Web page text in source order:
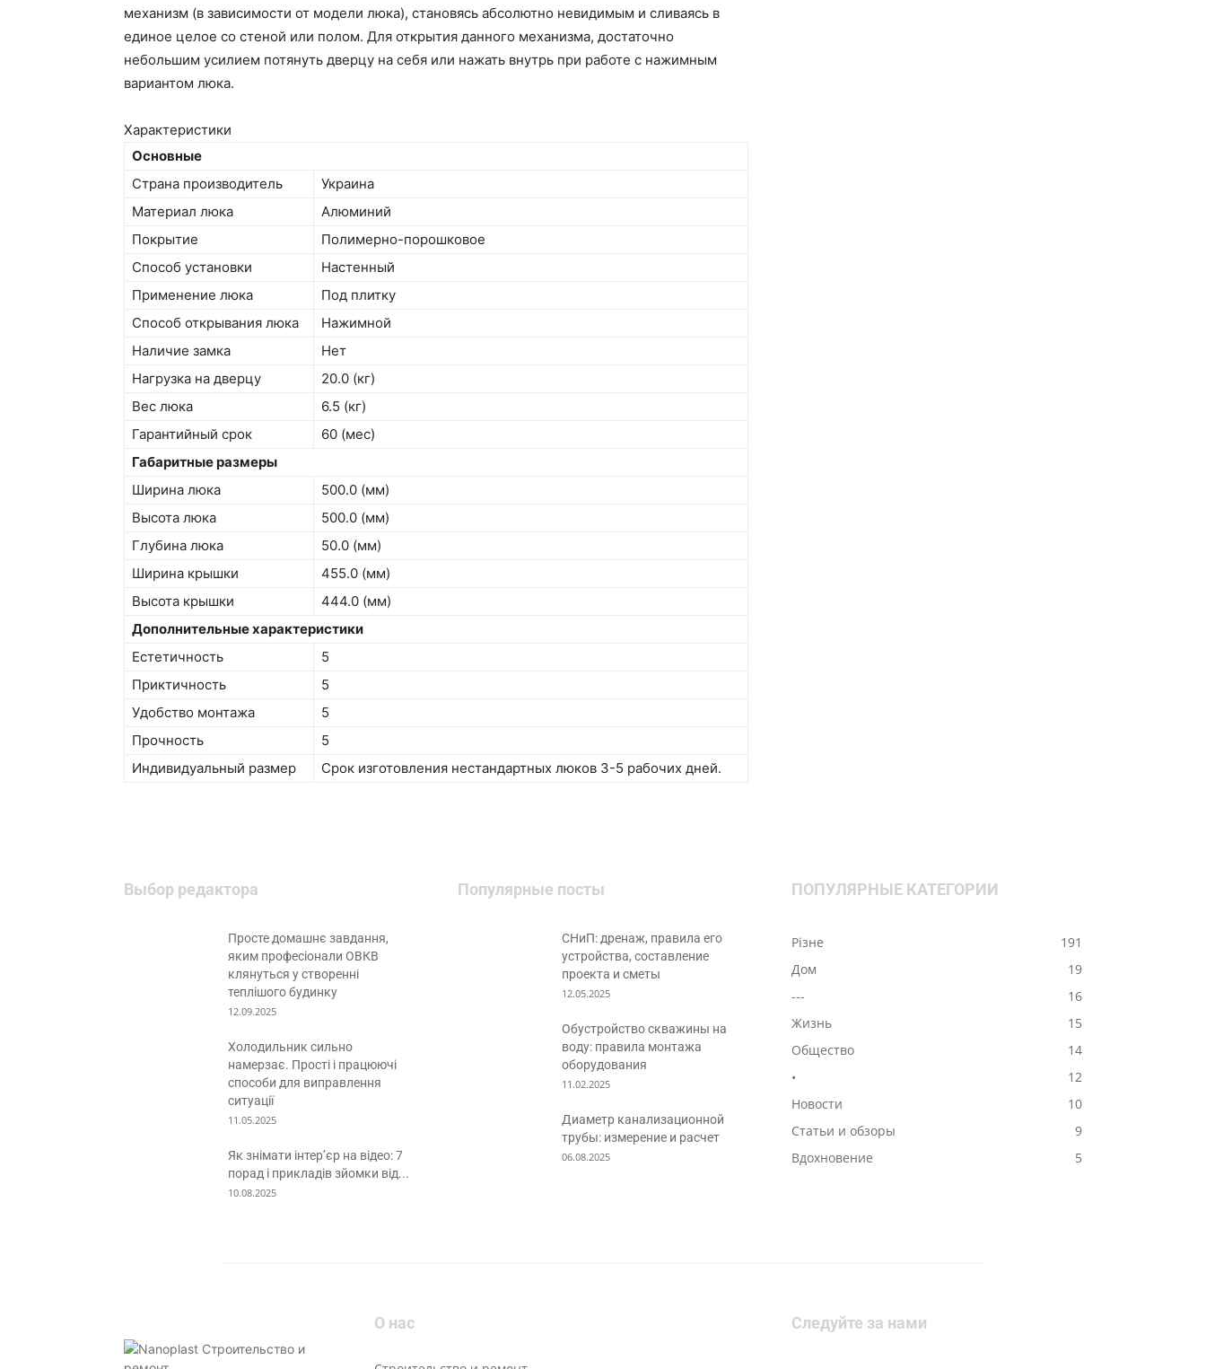
механизм (в зависимости от модели люка), становясь абсолютно невидимым и сливаясь в
единое целое со стеной или полом. Для открытия данного механизма, достаточно
небольшим усилием потянуть дверцу на себя или нажать внутрь при работе с нажимным
вариантом люка.
Характеристики
Основные
Страна производитель
Украина
Материал люка
Алюминий
Покрытие
Полимерно-порошковое
Способ установки
Настенный
Применение люка
Под плитку
Способ открывания люка
Нажимной
Наличие замка
Нет
Нагрузка на дверцу
20.0 (кг)
Вес люка
6.5 (кг)
Гарантийный срок
60 (мес)
Габаритные размеры
Ширина люка
500.0 (мм)
Высота люка
500.0 (мм)
Глубина люка
50.0 (мм)
Ширина крышки
455.0 (мм)
Высота крышки
444.0 (мм)
Дополнительные характеристики
Естетичность
5
Приктичность
5
Удобство монтажа
5
Прочность
5
Индивидуальный размер
Срок изготовления нестандартных люков 3-5 рабочих дней.
Выбор редактора
Просте домашнє завдання,
яким професіонали ОВКВ
клянуться у створенні
теплішого будинку
12.09.2025
Холодильник сильно
намерзає. Прості і працюючі
способи для виправлення
ситуації
11.05.2025
Як знімати інтер’єр на відео: 7
порад і прикладів зйомки від...
10.08.2025
Популярные посты
СНиП: дренаж, правила его
устройства, составление
проекта и сметы
12.05.2025
Обустройство скважины на
воду: правила монтажа
оборудования
11.02.2025
Диаметр канализационной
трубы: измерение и расчет
06.08.2025
ПОПУЛЯРНЫЕ КАТЕГОРИИ
Різне
191
Дом
19
---
16
Жизнь
15
Общество
14
•
12
Новости
10
Статьи и обзоры
9
Вдохновение
5
О нас Следуйте за нами